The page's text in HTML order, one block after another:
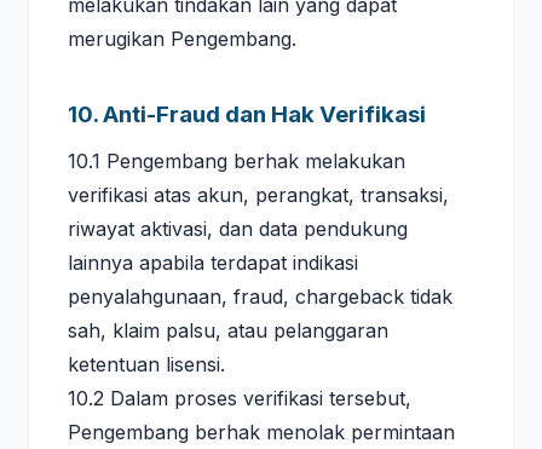
melakukan tindakan lain yang dapat
merugikan Pengembang.
10. Anti-Fraud dan Hak Verifikasi
10.1 Pengembang berhak melakukan
verifikasi atas akun, perangkat, transaksi,
riwayat aktivasi, dan data pendukung
lainnya apabila terdapat indikasi
penyalahgunaan, fraud, chargeback tidak
sah, klaim palsu, atau pelanggaran
ketentuan lisensi.
10.2 Dalam proses verifikasi tersebut,
Pengembang berhak menolak permintaan